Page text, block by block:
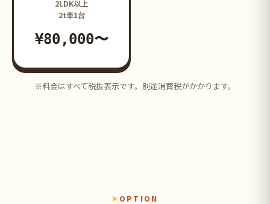
2LDK以上
2t車1台
¥80,000〜
※料金はすべて税抜表示です。別途消費税がかかります。
OPTION